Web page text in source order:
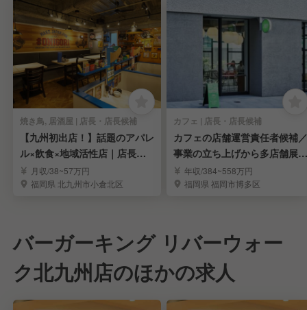
焼き鳥, 居酒屋 | 店長・店長候補
【九州初出店！】話題のアパレ
ル×飲食×地域活性店｜店長・
店長候補求む
月収/38~57万円
福岡県 北九州市小倉北区
カフェ | 店長・店長候補
カフェの店舗運営責任者候補／
事業の立ち上げから多店舗展開
まで担う
年収/384~558万円
福岡県 福岡市博多区
バーガーキング リバーウォー
ク北九州店のほかの求人